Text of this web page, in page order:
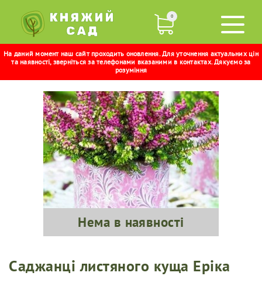
0
На даний момент наш сайт проходить оновлення. Для уточнення актуальних цін
та наявності, зверніться за телефонами вказаними в контактах. Дякуємо за
розуміння
ЕРІКА
Нема в наявності
Саджанці листяного куща Еріка